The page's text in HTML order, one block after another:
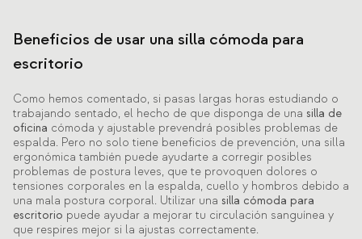
Beneficios de usar una silla cómoda para
escritorio
Como hemos comentado, si pasas largas horas estudiando o
trabajando sentado, el hecho de que disponga de una silla de
oficina cómoda y ajustable prevendrá posibles problemas de
espalda. Pero no solo tiene beneficios de prevención, una silla
ergonómica también puede ayudarte a corregir posibles
problemas de postura leves, que te provoquen dolores o
tensiones corporales en la espalda, cuello y hombros debido a
una mala postura corporal. Utilizar una silla cómoda para
escritorio puede ayudar a mejorar tu circulación sanguínea y
que respires mejor si la ajustas correctamente.